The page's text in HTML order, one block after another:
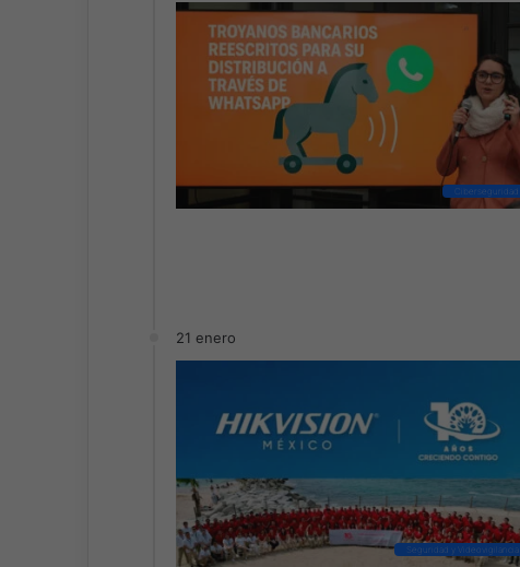
Ciberseguridad
21 enero
Seguridad y Videovigilancia